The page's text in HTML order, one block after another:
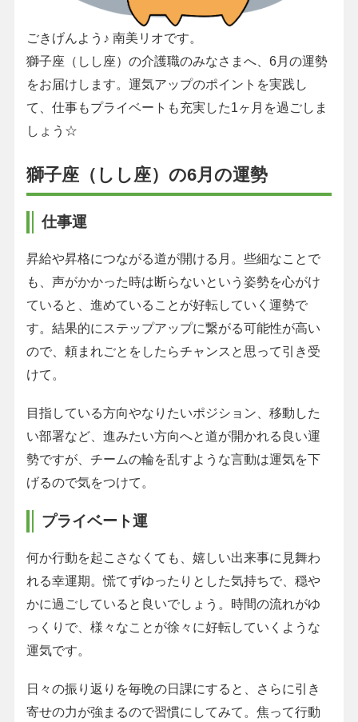
ごきげんよう♪ 南美リオです。
獅子座（しし座）の介護職のみなさまへ、6月の運勢
をお届けします。運気アップのポイントを実践し
て、仕事もプライベートも充実した1ヶ月を過ごしま
しょう☆
獅子座（しし座）の6月の運勢
仕事運
昇給や昇格につながる道が開ける月。些細なことで
も、声がかかった時は断らないという姿勢を心がけ
ていると、進めていることが好転していく運勢で
す。結果的にステップアップに繋がる可能性が高い
ので、頼まれごとをしたらチャンスと思って引き受
けて。
目指している方向やなりたいポジション、移動した
い部署など、進みたい方向へと道が開かれる良い運
勢ですが、チームの輪を乱すような言動は運気を下
げるので気をつけて。
プライベート運
何か行動を起こさなくても、嬉しい出来事に見舞わ
れる幸運期。慌てずゆったりとした気持ちで、穏や
かに過ごしていると良いでしょう。時間の流れがゆ
っくりで、様々なことが徐々に好転していくような
運気です。
日々の振り返りを毎晩の日課にすると、さらに引き
寄せの力が強まるので習慣にしてみて。焦って行動